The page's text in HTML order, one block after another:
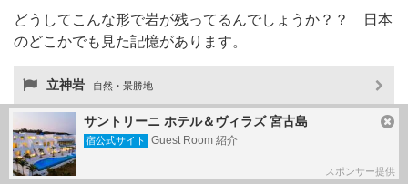
どうしてこんな形で岩が残ってるんでしょうか？？ 日本
のどこかでも見た記憶があります。
立神岩 自然・景勝地
サントリーニ ホテル＆ヴィラズ 宮古島
宿公式サイト Guest Room 紹介
スポンサー提供